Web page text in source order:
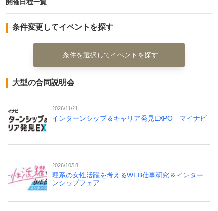
開催日程一覧
条件変更してイベントを探す
条件を選択してイベントを探す
大型の合同説明会
2026/11/21
インターンシップ＆キャリア発見EXPO マイナビ
2026/10/18
理系の女性活躍を考えるWEB仕事研究＆インター
ンシップフェア